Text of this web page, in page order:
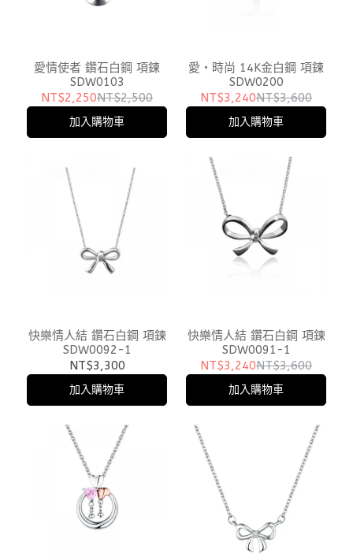
愛情使者 鑽石白鋼 項鍊
SDW0103
NT$2,250NT$2,500
加入購物車
愛‧時尚 14K金白鋼 項鍊
SDW0200
NT$3,240NT$3,600
加入購物車
快樂情人結 鑽石白鋼 項鍊
SDW0092-1
NT$3,300
加入購物車
快樂情人結 鑽石白鋼 項鍊
SDW0091-1
NT$3,240NT$3,600
加入購物車